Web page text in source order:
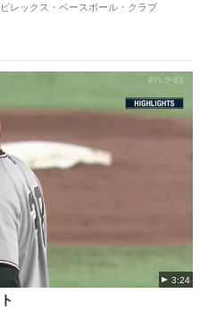
レックス・ベースボール・クラブ
3:24